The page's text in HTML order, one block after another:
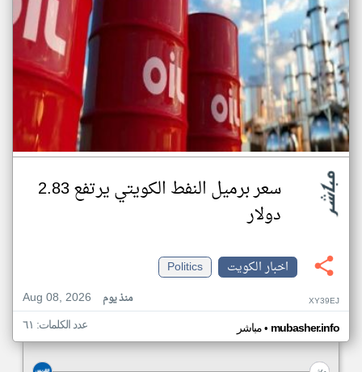
سعر برميل النفط الكويتي يرتفع 2.83
دولار
اخبار الكويت
Politics
Aug 08, 2026
منذ يوم XY39EJ
مباشر• mubasher.info عدد الكلمات: ٦١